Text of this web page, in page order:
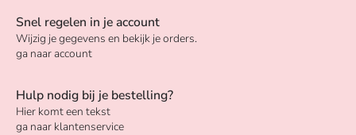
Snel regelen in je account
Wijzig je gegevens en bekijk je orders.
ga naar account
Hulp nodig bij je bestelling?
Hier komt een tekst
ga naar klantenservice